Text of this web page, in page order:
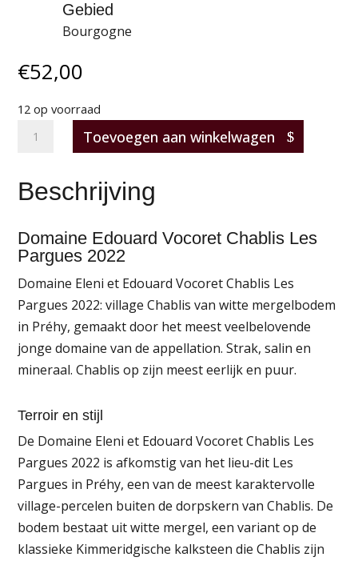
Gebied
Bourgogne
€52,00
12 op voorraad
Domaine
Chablis
Pargues
2022
aantal
Toevoegen aan winkelwagen
Beschrijving
Domaine Edouard Vocoret Chablis Les
Pargues 2022
Domaine Eleni et Edouard Vocoret Chablis Les
Pargues 2022: village Chablis van witte mergelbodem
in Préhy, gemaakt door het meest veelbelovende
jonge domaine van de appellation. Strak, salin en
mineraal. Chablis op zijn meest eerlijk en puur.
Terroir en stijl
De Domaine Eleni et Edouard Vocoret Chablis Les
Pargues 2022 is afkomstig van het lieu-dit Les
Pargues in Préhy, een van de meest karaktervolle
village-percelen buiten de dorpskern van Chablis. De
bodem bestaat uit witte mergel, een variant op de
klassieke Kimmeridgische kalksteen die Chablis zijn